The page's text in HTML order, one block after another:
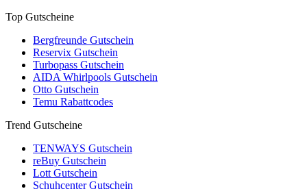
Top Gutscheine
Bergfreunde Gutschein
Reservix Gutschein
Turbopass Gutschein
AIDA Whirlpools Gutschein
Otto Gutschein
Temu Rabattcodes
Trend Gutscheine
TENWAYS Gutschein
reBuy Gutschein
Lott Gutschein
Schuhcenter Gutschein